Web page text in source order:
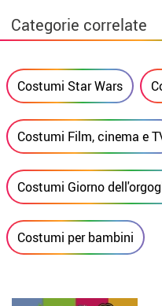
Categorie correlate
Costumi Star Wars
Costumi Film, cinema e
Costumi Giorno
Costumi per bambini